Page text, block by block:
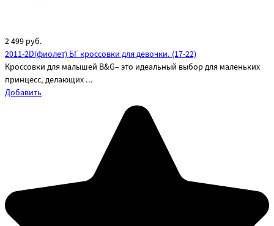
2 499 руб.
2011-2D(фиолет) БГ кроссовки для девочки. (17-22)
Кроссовки для малышей B&G– это идеальный выбор для маленьких
принцесс, делающих ...
Добавить